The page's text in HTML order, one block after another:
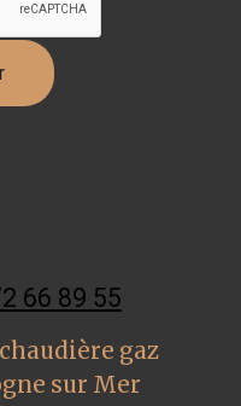
66 89 55
gaz
sur Mer